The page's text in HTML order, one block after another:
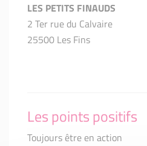
LES PETITS FINAUDS
2 Ter rue du Calvaire
25500 Les Fins
Les points positifs
Toujours être en action